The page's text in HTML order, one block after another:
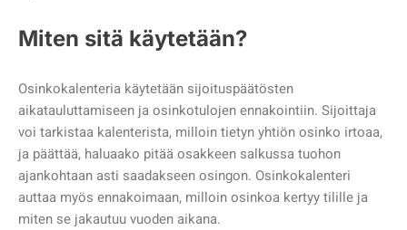
Miten sitä käytetään?
Osinkokalenteria käytetään sijoituspäätösten
aikatauluttamiseen ja osinkotulojen ennakointiin. Sijoittaja
voi tarkistaa kalenterista, milloin tietyn yhtiön osinko irtoaa,
ja päättää, haluaako pitää osakkeen salkussa tuohon
ajankohtaan asti saadakseen osingon. Osinkokalenteri
auttaa myös ennakoimaan, milloin osinkoa kertyy tilille ja
miten se jakautuu vuoden aikana.